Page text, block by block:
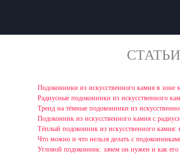
Подоконники из искусственного камня в
Радиусные подоконники из искусственного
Тренд на тёмные подоконники из
Подоконник из искусственного камня с
Тёплый подоконник из искусственного камня:
Что можно и что нельзя делать с
Угловой подоконник: зачем он нужен и как его